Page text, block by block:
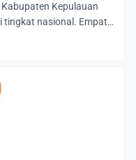
Kepulauan
tingkat nasional. Empat